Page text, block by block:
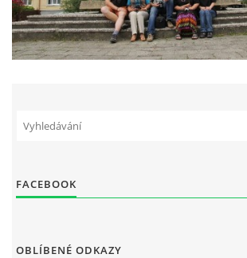
FACEBOOK
OBLÍBENÉ ODKAZY